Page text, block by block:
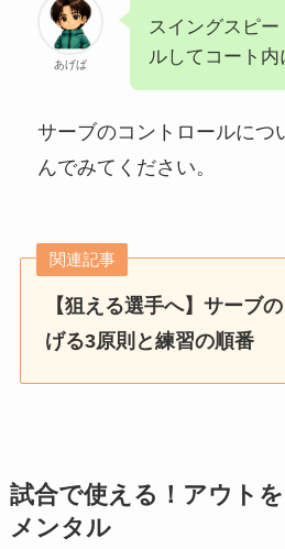
あげば
スイングスピ
ルしてコート内
サーブのコントロールにつ
んでみてください。
関連記事
【狙える選手へ】サーブ
げる3原則と練習の順番
試合で使える！アウト
メンタル